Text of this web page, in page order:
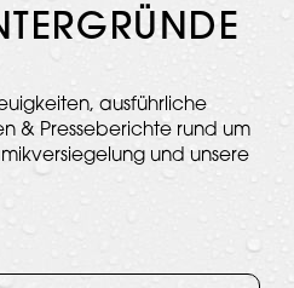
ausführliche
& Presseberichte rund um
und unsere